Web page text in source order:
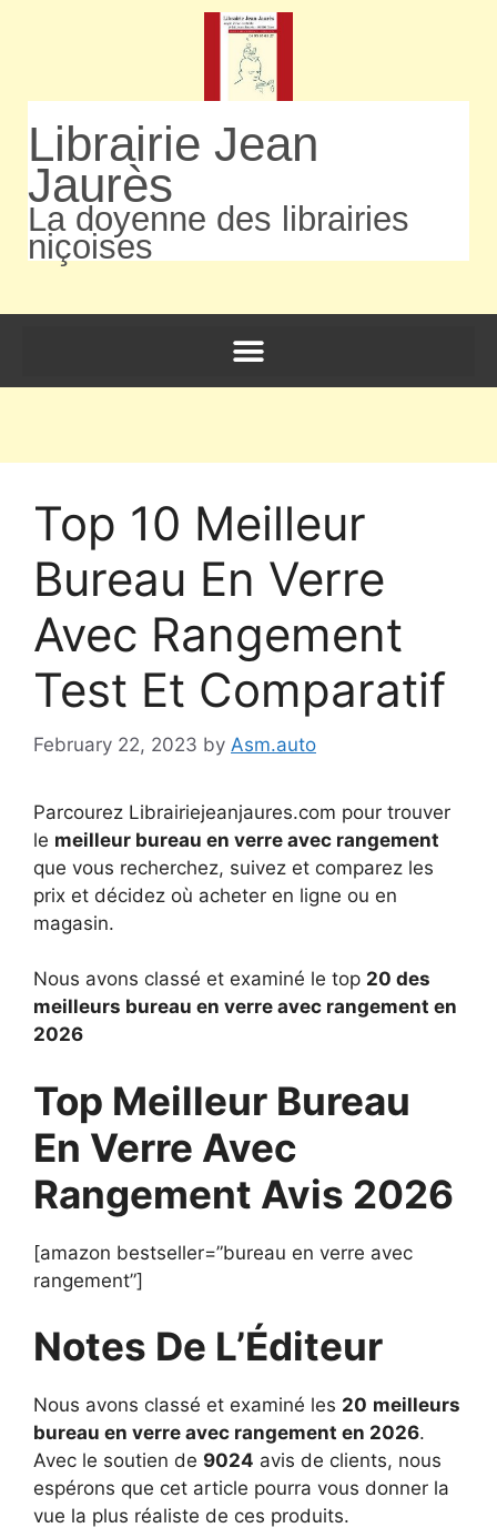
Librairie Jean
Jaurès
La doyenne des librairies
niçoises
Top 10 Meilleur
Bureau En Verre
Avec Rangement
Test Et Comparatif
February 22, 2023 by Asm.auto
Parcourez Librairiejeanjaures.com pour trouver
le meilleur bureau en verre avec rangement
que vous recherchez, suivez et comparez les
prix et décidez où acheter en ligne ou en
magasin.
Nous avons classé et examiné le top 20 des
meilleurs bureau en verre avec rangement en
2026
Top Meilleur Bureau
En Verre Avec
Rangement Avis 2026
[amazon bestseller=”bureau en verre avec
rangement”]
Notes De L’Éditeur
Nous avons classé et examiné les 20 meilleurs
bureau en verre avec rangement en 2026.
Avec le soutien de 9024 avis de clients, nous
espérons que cet article pourra vous donner la
vue la plus réaliste de ces produits.